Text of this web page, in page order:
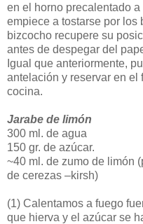
en el horno precalentado
empiece a tostarse por los
bizcocho recupere su
antes de despegar del
Igual que anteriormente,
antelación y reservar en
cocina.
Jarabe de limón
300 ml. de agua
150 gr. de azúcar.
~40 ml. de zumo de limón
de cerezas –kirsh)
(1) Calentamos a fuego
que hierva y el azúcar se